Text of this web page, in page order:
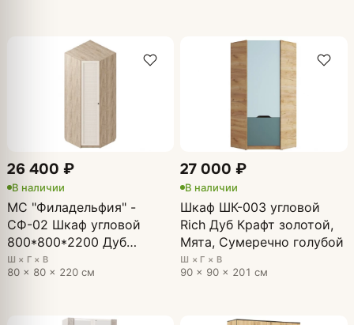
26 400 ₽
В наличии
МС "Филадельфия" -
СФ-02 Шкаф угловой
800*800*2200 Дуб
Баррик БЕЖ (ЛЕВЫЙ)
Ш × Г × В
80 × 80 × 220 см
27 000 ₽
В наличии
Шкаф ШК-003 угловой
Rich Дуб Крафт золотой,
Мята, Сумеречно голубой
Ш × Г × В
90 × 90 × 201 см